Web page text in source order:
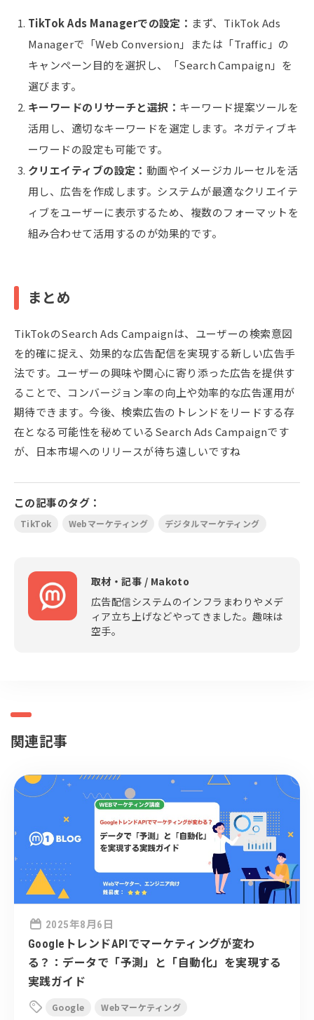
TikTok Ads Managerでの設定： まず、TikTok Ads
Managerで「Web Conversion」または「Traffic」の
キャンペーン目的を選択し、「Search Campaign」を
選びます。
キーワードのリサーチと選択： キーワード提案ツールを
活用し、適切なキーワードを選定します。ネガティブキ
ーワードの設定も可能です。
クリエイティブの設定： 動画やイメージカルーセルを活
用し、広告を作成します。システムが最適なクリエイテ
ィブをユーザーに表示するため、複数のフォーマットを
組み合わせて活用するのが効果的です。
まとめ
TikTokのSearch Ads Campaignは、ユーザーの検索意図
を的確に捉え、効果的な広告配信を実現する新しい広告手
法です。ユーザーの興味や関心に寄り添った広告を提供す
ることで、コンバージョン率の向上や効率的な広告運用が
期待できます。今後、検索広告のトレンドをリードする存
在となる可能性を秘めているSearch Ads Campaignです
が、日本市場へのリリースが待ち遠しいですね
この記事のタグ：
TikTok Webマーケティング デジタルマーケティング
取材・記事 / Makoto
広告配信システムのインフラまわりやメデ
ィア立ち上げなどやってきました。趣味は
空手。
関連記事
 2025年8月6日
GoogleトレンドAPIでマーケティングが変わ
る？：データで「予測」と「自動化」を実現する
実践ガイド
 Google
Webマーケティング